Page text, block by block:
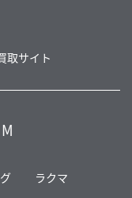
取サイト
ラクマ